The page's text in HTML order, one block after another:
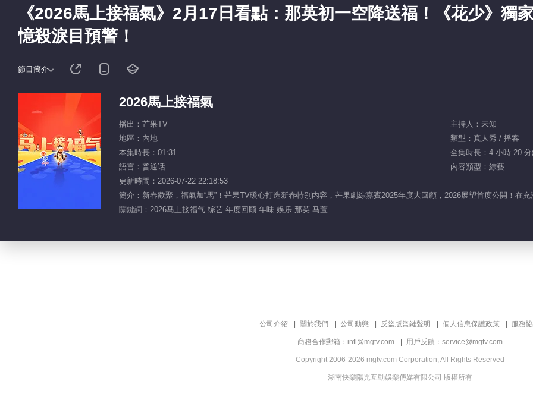
《2026馬上接福氣》2月17日看點：那英初一空降送福！《花少》獨
憶殺淚目預警！
節目簡介
2026馬上接福氣
播出：芒果TV
主持人：未知
地區：內地
類型：真人秀 / 播客
本集時長：01:31
全集時長：4 小時 20
語言：普通话
內容類型：綜藝
更新時間：2026-07-22 22:18:53
簡介：新春歡聚，福氣加“馬”！芒果TV暖心打造新春特别内容，芒果劇綜嘉賓2025年度大回顧，2026展望首度公開！在
關鍵詞： 2026马上接福气 综艺 年度回顾 年味 娱乐 那英 马萱
公司介紹 關於我們 公司動態 反盜版盜鏈聲明 個人信息保護政策 服務
商務合作郵箱：intl@mgtv.com 用戶反饋：service@mgtv.com
Copyright 2006-2026 mgtv.com Corporation, All Rights Reserved
湖南快樂陽光互動娛樂傳媒有限公司 版權所有